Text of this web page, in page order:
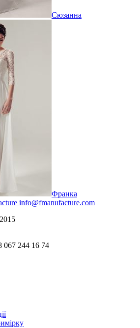
Сюзанна
Франка
info@fmanufacture.com
244 16 74